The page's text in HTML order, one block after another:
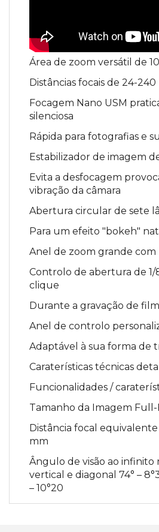
Área de zoom versátil de
Distâncias focais de 24-
Focagem Nano USM
silenciosa
Rápida para fotografias e
Estabilizador de imagem
Evita a desfocagem
vibração da câmara
Abertura circular de sete
Para um efeito "bokeh"
Anel de zoom grande
Controlo de abertura de 1/
clique
Durante a gravação de
Anel de controlo
Adaptável à sua forma de
Caraterísticas técnicas
Funcionalidades /
Tamanho da Imagem Full-
Distância focal
mm
Ângulo de visão ao infinito
vertical e diagonal 74° –
– 10°20